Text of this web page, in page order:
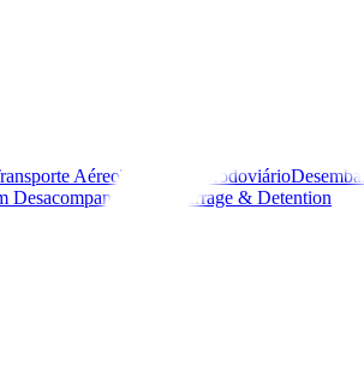
AéreoTransporte Rodoviário
Desacompanhada
Demurrage & Detention